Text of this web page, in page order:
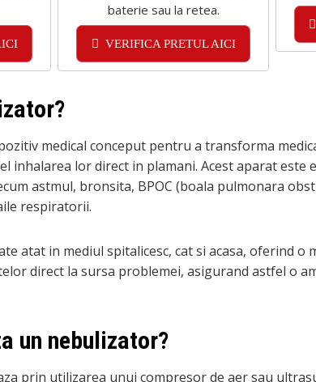
baterie sau la retea.
VERIFICA PRETUL AICI
medical conceput pentru a transforma
inhalarea lor direct in plamani. Acest aparat este
astmul, bronsita, BPOC (boala pulmonara
respiratorii.
atat in mediul spitalicesc, cat si acasa, oferind o
direct la sursa problemei, asigurand astfel o
un nebulizator?
prin utilizarea unui compresor de aer sau